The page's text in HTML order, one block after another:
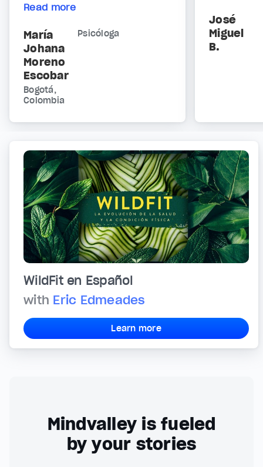
Read more
María
Johana
Moreno
Escobar
Psicóloga
Bogotá,
Colombia
José
Miguel
B.
WildFit en Español
with Eric Edmeades
Learn more
Mindvalley is fueled
by your stories